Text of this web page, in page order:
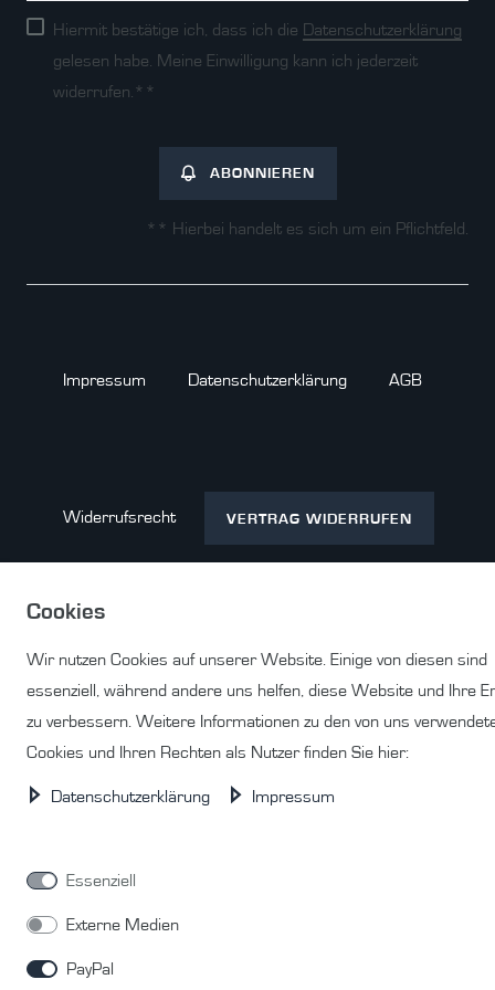
Hiermit bestätige ich, dass ich die Daten­schutz­erklärung
gelesen habe. Meine Einwilligung kann ich jederzeit
widerrufen.**
ABONNIEREN
** Hierbei handelt es sich um ein Pflichtfeld.
Impressum Daten­schutz­erklärung AGB
Widerrufs­recht VERTRAG WIDERRUFEN
Kontakt
© Copyright 2026 | Alle Rechte vorbehalten.
Cookies
Wir nutzen Cookies auf unserer Website. Einige von diesen sind
essenziell, während andere uns helfen, diese Website und Ihre
zu verbessern. Weitere Informationen zu den von uns
Cookies und Ihren Rechten als Nutzer finden Sie hier:
Daten­schutz­erklärung Impressum
Essenziell
Externe Medien
PayPal